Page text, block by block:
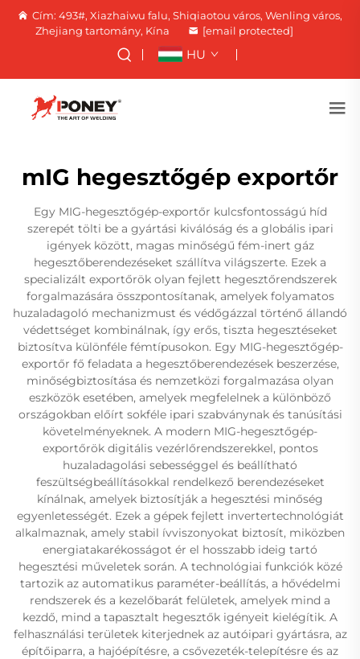
Cím: 493#, Xiazhaiwu falu, Shiqiaotou város, Wenling város,
Zhejiang tartomány, Kína
[email protected]
HU
mIG hegesztőgép exportőr
Egy MIG-hegesztőgép-exportőr kulcsfontosságú híd
szerepét tölti be a gyártási kiválóság és a globális ipari
igények között, magas minőségű fém-inert gáz
hegesztőberendezéseket szállítva világszerte. Ezek a
specializált exportőrök olyan fejlett hegesztőrendszerek
forgalmazására összpontosítanak, amelyek folyamatos
huzaladagoló mechanizmust és védőgázzal történő állandó
védettséget kombinálnak, így erős, tiszta hegesztéseket
biztosítva különféle fémtípusokon. Egy MIG-hegesztőgép-
exportőr fő feladata a hegesztőberendezések beszerzése,
minőségbiztosítása és nemzetközi forgalmazása olyan
eszközök esetében, amelyek megfelelnek a különböző
országokban előírt sokféle ipari szabványnak és tanúsítási
követelményeknek. A modern MIG-hegesztőgép-
exportőrök digitális vezérlőrendszerekkel, pontos
huzaladagolási sebességgel és beállítható
feszültségbeállításokkal rendelkező berendezéseket
kínálnak, amelyek biztosítják a hegesztési minőség
egyenletességét. Ezek a gépek fejlett invertertechnológiát
alkalmaznak, amely stabil ívviszonyokat biztosít, miközben
energiatakarékosságot ér el hosszabb ideig tartó
hegesztési műveletek során. A technológiai funkciók közé
tartozik az automatikus paraméter-beállítás, a hővédelmi
rendszerek és a kezelőbarát felületek, amelyek mind a
kezdő, mind a tapasztalt hegesztők igényeit kielégítik. A
felhasználási területek kiterjednek az autóipari gyártásra, az
építőiparra, a hajóépítésre, a csővezeték-telepítésre és az